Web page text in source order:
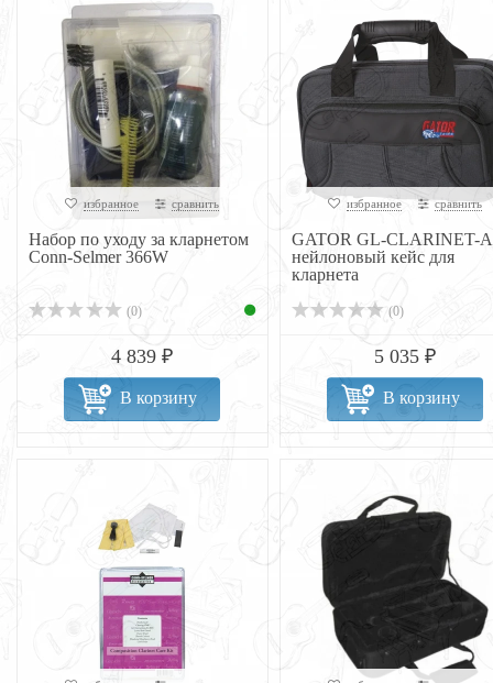
избранное сравнить
Набор по уходу за кларнетом
Conn-Selmer 366W
(0)
4 839 ₽
В корзину
избранное сравнить
GATOR GL-CLARINET-
нейлоновый кейс для
кларнета
(0)
5 035 ₽
В корзину